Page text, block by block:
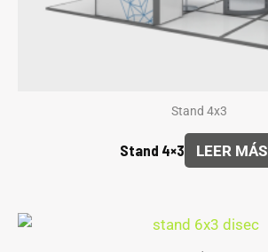
Stand 4x3
Stand 4×3 LEER MÁS